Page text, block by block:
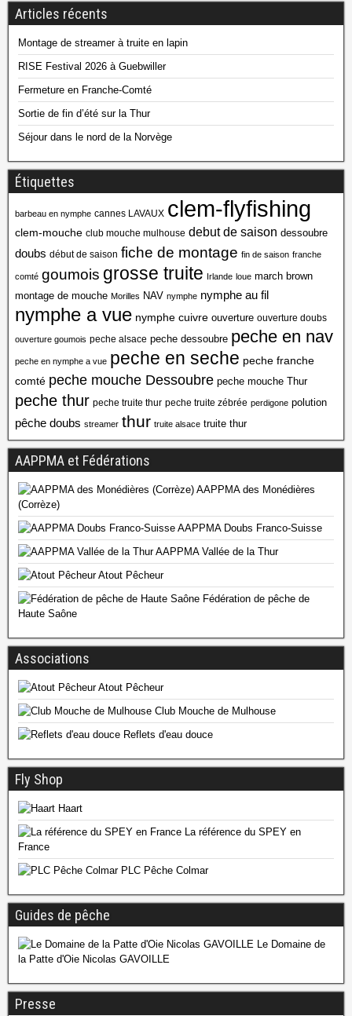
Articles récents
Montage de streamer à truite en lapin
RISE Festival 2026 à Guebwiller
Fermeture en Franche-Comté
Sortie de fin d’été sur la Thur
Séjour dans le nord de la Norvège
Étiquettes
barbeau en nymphe cannes LAVAUX clem-flyfishing
clem-mouche club mouche mulhouse debut de saison dessoubre
doubs début de saison fiche de montage fin de saison franche
comté goumois grosse truite Irlande loue march brown
montage de mouche Morilles NAV nymphe nymphe au fil
nymphe a vue nymphe cuivre ouverture ouverture doubs
ouverture goumois peche alsace peche dessoubre peche en nav
peche en nymphe a vue peche en seche peche franche
comté peche mouche Dessoubre peche mouche Thur
peche thur peche truite thur peche truite zébrée perdigone polution
pêche doubs streamer thur truite alsace truite thur
AAPPMA et Fédérations
AAPPMA des Monédières
(Corrèze)
AAPPMA Doubs Franco-Suisse
AAPPMA Vallée de la Thur
Atout Pêcheur
Fédération de pêche de
Haute Saône
Associations
Atout Pêcheur
Club Mouche de Mulhouse
Reflets d'eau douce
Fly Shop
Haart
La référence du SPEY en
France
PLC Pêche Colmar
Guides de pêche
Le Domaine de
la Patte d'Oie Nicolas GAVOILLE
Presse